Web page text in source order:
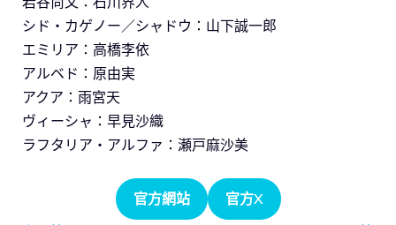
シド・カゲノー／シャドウ：山下誠一郎
エミリア：高橋李依
アルベド：原由実
アクア：雨宮天
ヴィーシャ：早見沙織
ラフタリア・アルファ：瀬戸麻沙美
官方網站
官方X